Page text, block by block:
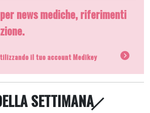
news mediche, riferimenti
il tuo account Medikey
SETTIMANA